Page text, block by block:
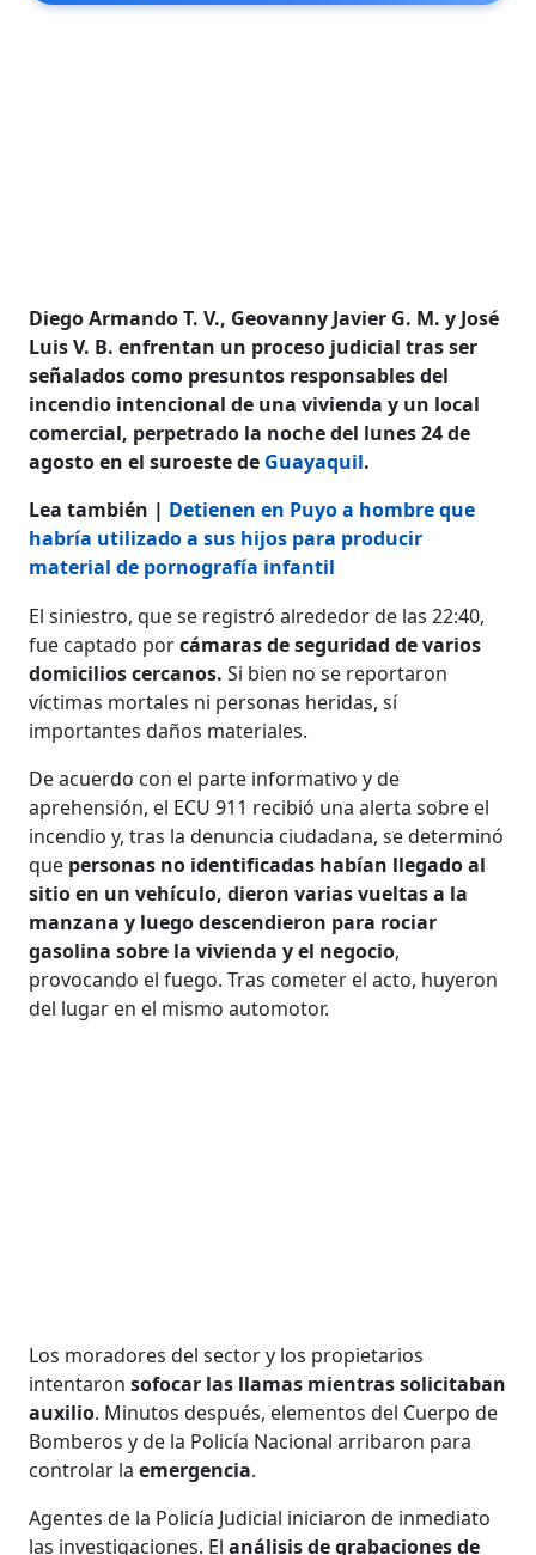
Diego Armando T. V., Geovanny Javier G. M. y José
Luis V. B. enfrentan un proceso judicial tras ser
señalados como presuntos responsables del
incendio intencional de una vivienda y un local
comercial, perpetrado la noche del lunes 24 de
agosto en el suroeste de Guayaquil.
Lea también | Detienen en Puyo a hombre que
habría utilizado a sus hijos para producir
material de pornografía infantil
El siniestro, que se registró alrededor de las 22:40,
fue captado porcámaras de seguridad de varios
domicilios cercanos.Si bien no se reportaron
víctimas mortales ni personas heridas, sí
importantes daños materiales.
De acuerdo con el parte informativo y de
aprehensión, el ECU 911 recibió una alerta sobre el
incendio y, tras la denuncia ciudadana, se determinó
que personas no identificadas habían llegado al
sitio en un vehículo, dieron varias vueltas a la
manzana y luego descendieron para rociar
gasolina sobre la vivienda y el negocio,
provocando el fuego. Tras cometer el acto, huyeron
del lugar en el mismo automotor.
Los moradores del sector y los propietarios
intentaronsofocar las llamas mientras solicitaban
auxilio. Minutos después, elementos del Cuerpo de
Bomberos y de la Policía Nacional arribaron para
controlar laemergencia.
Agentes de la Policía Judicial iniciaron de inmediato
las investigaciones. Elanálisis de grabaciones de